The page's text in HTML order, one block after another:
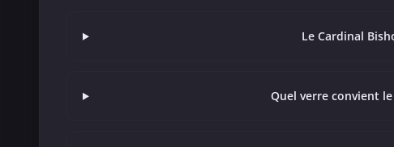
Le Cardinal
Quel verre convient